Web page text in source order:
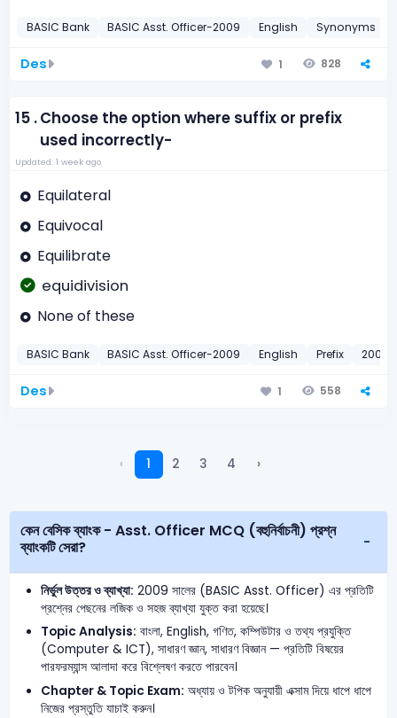
BASIC Bank BASIC Asst. Officer-2009 English Synonyms
Des 1 828
15 .Choose the option where suffix or prefix
used incorrectly-
Updated: 1 week ago
Equilateral
Equivocal
Equilibrate
equidivision
None of these
BASIC Bank BASIC Asst. Officer-2009 English Prefix 2009
Des 1 558
‹ 1 2 3 4 ›
কেন বেসিক ব্যাংক - Asst. Officer MCQ (বহুনির্বাচনী) প্রশ্ন
ব্যাংকটি সেরা?
নির্ভুল উত্তর ও ব্যাখ্যা: 2009 সালের (BASIC Asst. Officer) এর প্রতিটি
প্রশ্নের পেছনের লজিক ও সহজ ব্যাখ্যা যুক্ত করা হয়েছে।
Topic Analysis: বাংলা, English, গণিত, কম্পিউটার ও তথ্য প্রযুক্তি
(Computer & ICT), সাধারণ জ্ঞান, সাধারণ বিজ্ঞান — প্রতিটি বিষয়ের
পারফরম্যান্স আলাদা করে বিশ্লেষণ করতে পারবেন।
Chapter & Topic Exam: অধ্যায় ও টপিক অনুযায়ী এক্সাম দিয়ে ধাপে ধাপে
নিজের প্রস্তুতি যাচাই করুন।